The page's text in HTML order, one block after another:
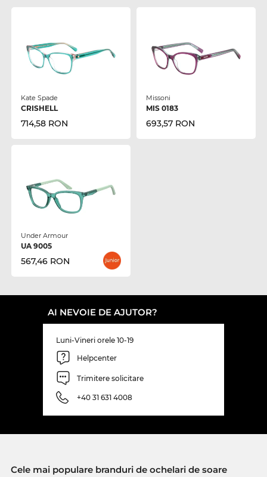
Kate Spade
CRISHELL
714,58 RON
Missoni
MIS 0183
693,57 RON
Under Armour
UA 9005
567,46 RON
AI NEVOIE DE AJUTOR?
Luni-Vineri orele 10-19
Helpcenter
Trimitere solicitare
+40 31 631 4008
Cele mai populare branduri de ochelari de soare